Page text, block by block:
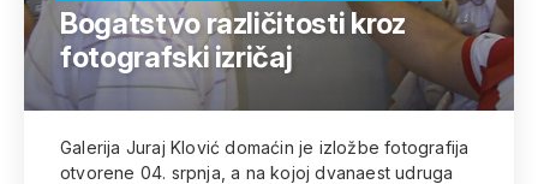
Bogatstvo različitosti kroz
fotografski izričaj
Galerija Juraj Klović domaćin je izložbe fotografija
otvorene 04. srpnja, a na kojoj dvanaest udruga